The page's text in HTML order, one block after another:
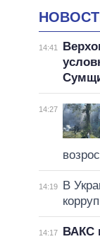
14:41
14:27
14:19
В
14:17
ВАКС